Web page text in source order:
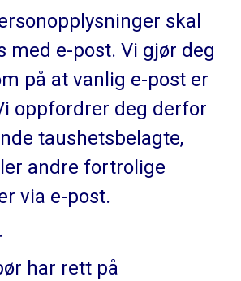
skal
med e-post. Vi gjør deg
på at vanlig e-post er
oppfordrer deg derfor
taushetsbelagte,
andre fortrolige
via e-post.
har rett på